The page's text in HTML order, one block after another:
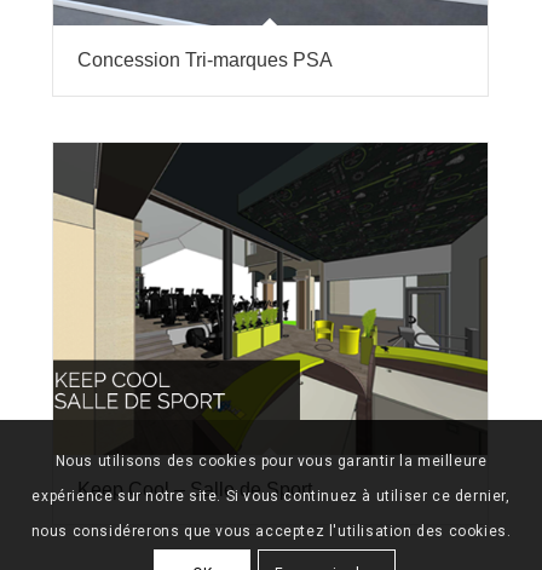
Concession Tri-marques PSA
Keep Cool – Salle de Sport
Nous utilisons des cookies pour vous garantir la meilleure
expérience sur notre site. Si vous continuez à utiliser ce dernier,
nous considérerons que vous acceptez l'utilisation des cookies.